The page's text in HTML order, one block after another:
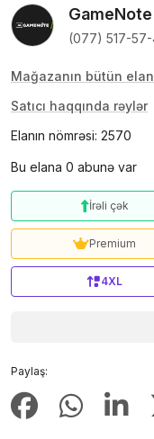
GameNote
(077) 517-
Mağazanın bütün
Satıcı haqqında rəylər
Elanın nömrəsi: 2570
Bu elana 0 abunə var
Paylaş:
İrəli çək
Premium
4XL